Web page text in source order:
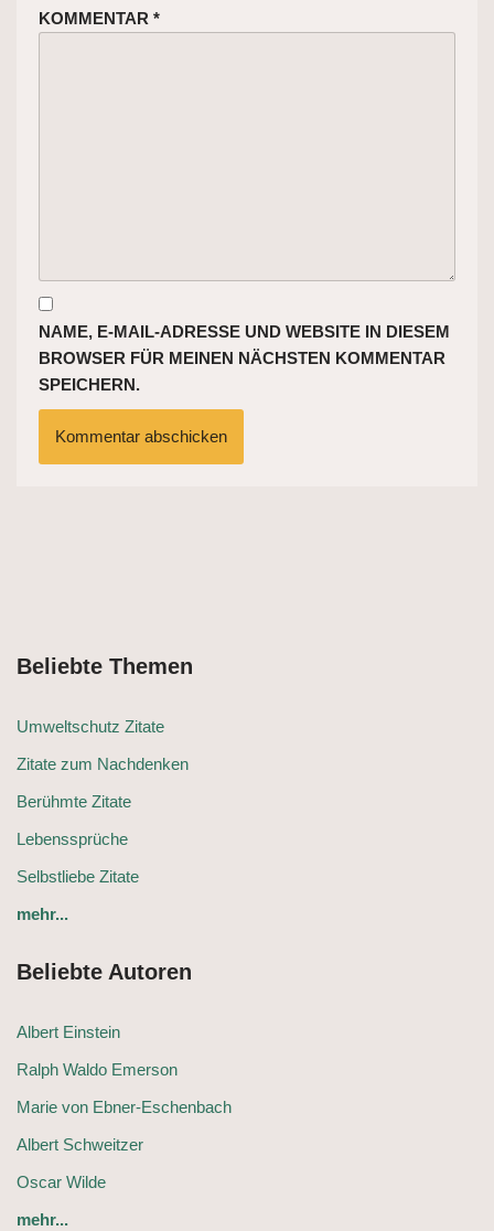
KOMMENTAR *
NAME, E-MAIL-ADRESSE UND WEBSITE IN DIESEM
BROWSER FÜR MEINEN NÄCHSTEN KOMMENTAR
SPEICHERN.
Beliebte Themen
Umweltschutz Zitate
Zitate zum Nachdenken
Berühmte Zitate
Lebenssprüche
Selbstliebe Zitate
mehr...
Beliebte Autoren
Albert Einstein
Ralph Waldo Emerson
Marie von Ebner-Eschenbach
Albert Schweitzer
Oscar Wilde
mehr...